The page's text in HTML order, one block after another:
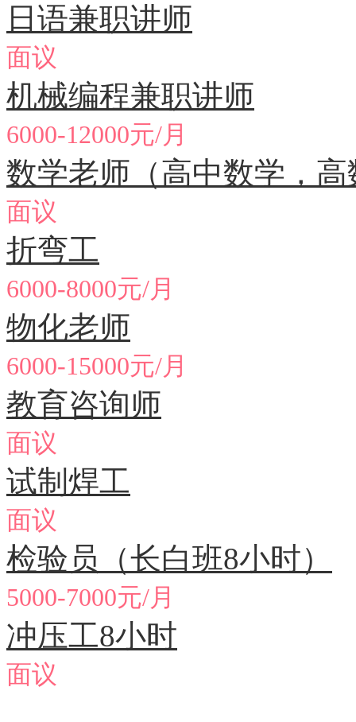
日语兼职讲师
面议
机械编程兼职讲师
6000-12000元/月
数学老师（高中数学，
面议
折弯工
6000-8000元/月
物化老师
6000-15000元/月
教育咨询师
面议
试制焊工
面议
检验员（长白班8小时）
5000-7000元/月
冲压工8小时
面议